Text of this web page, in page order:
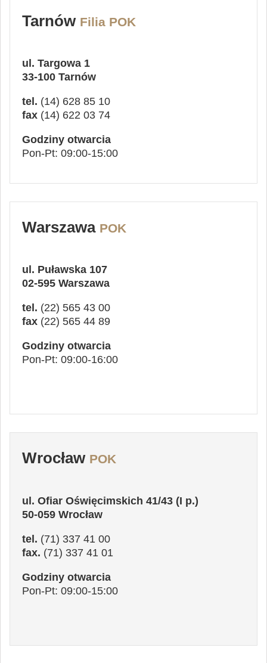
Tarnów Filia POK
ul. Targowa 1
33-100 Tarnów
tel. (14) 628 85 10
fax (14) 622 03 74
Godziny otwarcia
Pon-Pt: 09:00-15:00
Warszawa POK
ul. Puławska 107
02-595 Warszawa
tel. (22) 565 43 00
fax (22) 565 44 89
Godziny otwarcia
Pon-Pt: 09:00-16:00
Wrocław POK
ul. Ofiar Oświęcimskich 41/43 (I p.)
50-059 Wrocław
tel. (71) 337 41 00
fax. (71) 337 41 01
Godziny otwarcia
Pon-Pt: 09:00-15:00